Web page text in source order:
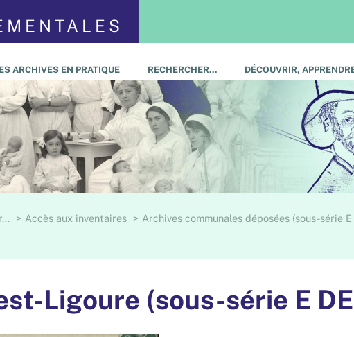
ARCHIVES EN PRATIQUE RECHERCHER… DÉCOUVRIR,
Accès aux inventaires Archives communales déposées (sous-série E
Ligoure (sous-série E